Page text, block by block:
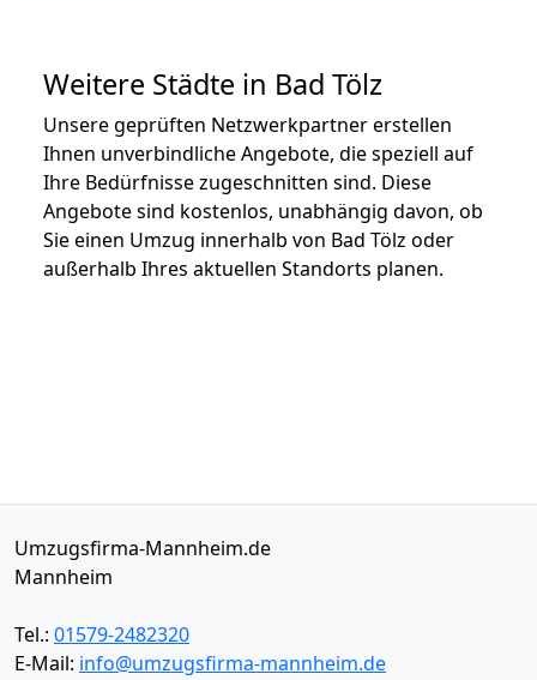
Weitere Städte in Bad Tölz
Unsere geprüften Netzwerkpartner erstellen
Ihnen unverbindliche Angebote, die speziell auf
Ihre Bedürfnisse zugeschnitten sind. Diese
Angebote sind kostenlos, unabhängig davon, ob
Sie einen Umzug innerhalb von Bad Tölz oder
außerhalb Ihres aktuellen Standorts planen.
Umzugsfirma-Mannheim.de
Mannheim
Tel.: 01579-2482320
E-Mail: info@umzugsfirma-mannheim.de